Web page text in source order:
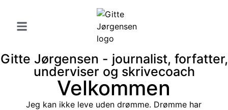
Gitte Jørgensen - journalist, forfatter,
underviser og skrivecoach
Velkommen
Jeg kan ikke leve uden drømme. Drømme har